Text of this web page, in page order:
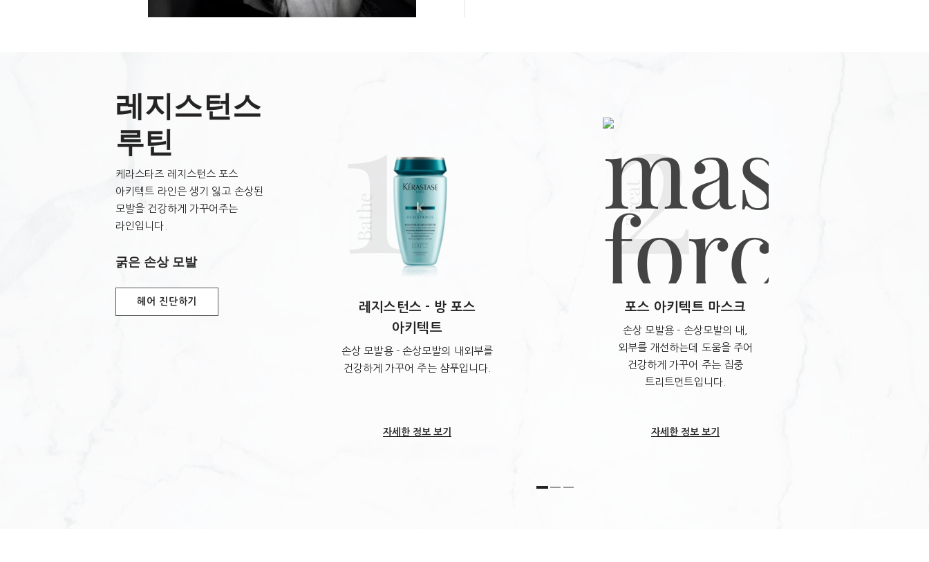
시트릭애씨드 소듐벤조에이트 소듐하이드록사이드 코코-
하이드록시프로필구아하이드록시프로필트라이모늄클로라이드
변성알코올 폴리쿼터늄-30 살리실릭애씨드 카보머
아밀신남알 헥실신남알 벤질알코올 리날룰
하이드록시시트로넬알 시트로넬올 리모넨 2-올레아미도-1,3-
옥타데칸다이올 벤질신나메이트 세틸알코올 글리세린
베헨트라이모늄메토설페이트 쿼터늄-33 트레할로오스
타마린드씨폴리사카라이드 페녹시에탄올 미로탐누스
플라벨리폴리아잎추출물 다이소듐포스페이트 향료
레지스턴스
루틴
케라스타즈 레지스턴스 포스
아키텍트 라인은 생기 잃고 손상된
모발을 건강하게 가꾸어주는
라인입니다.
굵은 손상 모발
헤어 진단하기
1
레지스턴스 - 방 포스
아키텍트
손상 모발용 - 손상모발의 내외부를
건강하게 가꾸어 주는 샴푸입니다.
자세한 정보 보기
2
Treat
포스 아키텍트 마스크
손상 모발용 - 손상모발의 내,
외부를 개선하는데 도움을 주어
건강하게 가꾸어 주는 집중
트리트먼트입니다.
자세한 정보 보기